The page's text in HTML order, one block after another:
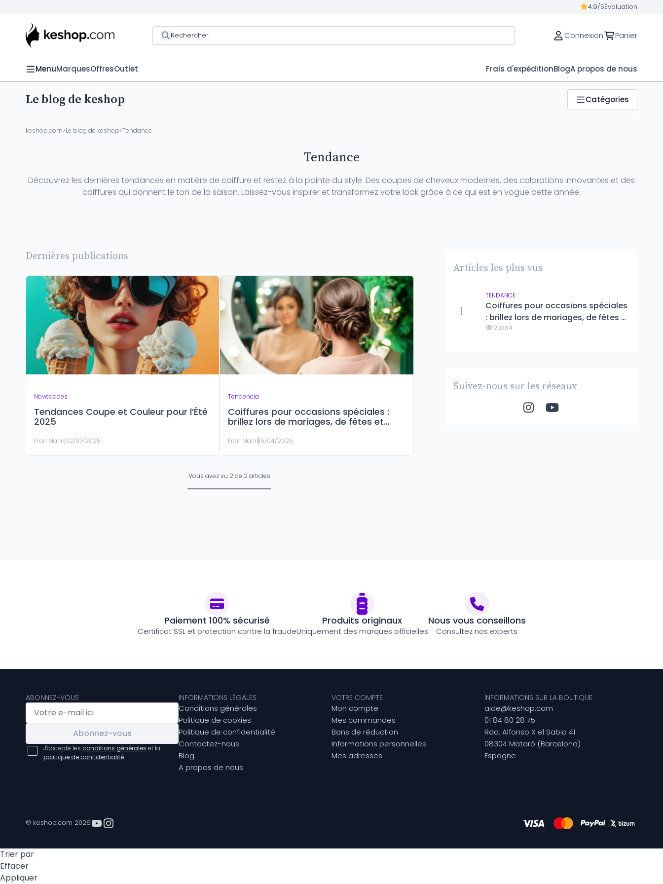
4.9/5Évaluation
Rechercher Connexion Panier
MenuMarquesOffresOutlet Frais d'expéditionBlogA propos de nous
Le blog de keshop Catégories
keshop.com>Le blog de keshop>Tendance
Tendance
Découvrez les dernières tendances en matière de coiffure et restez à la pointe du style. Des coupes de cheveux modernes, des colorations innovantes et des
coiffures qui donnent le ton de la saison. Laissez-vous inspirer et transformez votre look grâce à ce qui est en vogue cette année.
Dernières publications
Novedades
Tendances Coupe et Couleur pour l’Été
2025
Fran Marín02/07/2025
Tendencia
Coiffures pour occasions spéciales :
brillez lors de mariages, de fêtes et
Fran Marín15/04/2025
Vous avez vu 2de 2articles
Articles les plus vus
1
TENDANCE
Coiffures pour occasions spéciales
: brillez lors de mariages, de fêtes et
d'événements formels
20384
Suivez-nous sur les réseaux
Paiement 100% sécurisé
Certificat SSL et protection contre la fraude
Produits originaux
Uniquement des marques officielles
Nous vous conseillons
Consultez nos experts
ABONNEZ-VOUS
Abonnez-vous
J'accepte les conditions générales et la
politique de confidentialité
INFORMATIONS LÉGALES
Conditions générales
Politique de cookies
Politique de confidentialité
Contactez-nous
Blog
A propos de nous
VOTRE COMPTE
Mon compte
Mes commandes
Bons de réduction
Informations personnelles
Mes adresses
INFORMATIONS SUR LA BOUTIQUE
aide@keshop.com
01 84 80 28 75
Rda. Alfonso X el Sabio 41
08304 Mataró (Barcelona)
Espagne
© keshop.com 2026
Trier par
Effacer
Appliquer